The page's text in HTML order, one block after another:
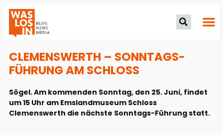
CLEMENSWERTH – SONNTAGS-
FÜHRUNG AM SCHLOSS
Sögel. Am kommenden Sonntag, den 25. Juni, findet
um 15 Uhr am Emslandmuseum Schloss
Clemenswerth die nächste Sonntags-Führung statt.